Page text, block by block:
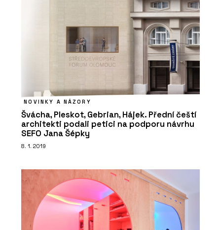
NOVINKY A NÁZORY
Švácha, Pleskot, Gebrian, Hájek. Přední čeští
architekti podali petici na podporu návrhu
SEFO Jana Šépky
8. 1. 2019